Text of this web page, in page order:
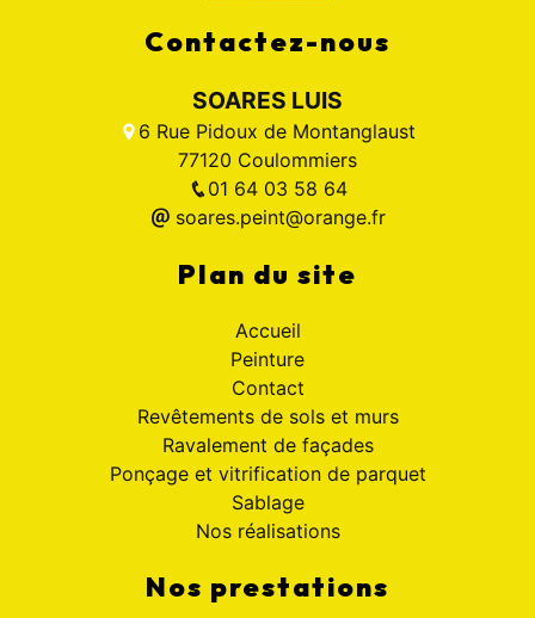
Contactez-nous
SOARES LUIS
6 Rue Pidoux de Montanglaust
77120 Coulommiers
01 64 03 58 64
soares.peint@orange.fr
Plan du site
Accueil
Peinture
Contact
Revêtements de sols et murs
Ravalement de façades
Ponçage et vitrification de parquet
Sablage
Nos réalisations
Nos prestations